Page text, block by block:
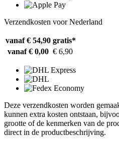
Verzendkosten voor Nederland
vanaf € 54,90 gratis*
vanaf € 0,00 € 6,90
Deze verzendkosten worden
kunnen extra kosten ontstaan,
grootte of de kenmerken van de
direct in de productbeschrijving.